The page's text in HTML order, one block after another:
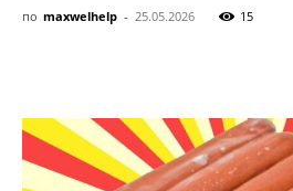
по maxwelhelp - 25.05.2026 15